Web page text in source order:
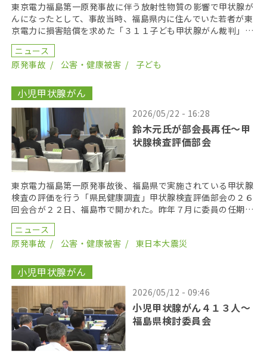
東京電力福島第一原発事故に伴う放射性物質の影響で甲状腺が
んになったとして、事故当時、福島県内に住んでいた若者が東
京電力に損害賠償を求めた「３１１子ども甲状腺がん裁判」の
第１８回口頭弁論が２０２６年６月１７日に開かれた。裁 […]
ニュース
原発事故
公害・健康被害 子ども
小児甲状腺がん
2026/05/22 - 16:28
鈴木元氏が部会長再任〜甲
状腺検査評価部会
東京電力福島第一原発事故後、福島県で実施されている甲状腺
検査の評価を行う「県民健康調査」甲状腺検査評価部会の２６
回会合が２２日、福島市で開かれた。昨年７月に委員の任期を
終え、委員が改選されてから初の開催となり、鈴木元保内 […]
ニュース
原発事故
公害・健康被害 東日本大震災
小児甲状腺がん
2026/05/12 - 09:46
小児甲状腺がん４１３人〜
福島県検討委員会